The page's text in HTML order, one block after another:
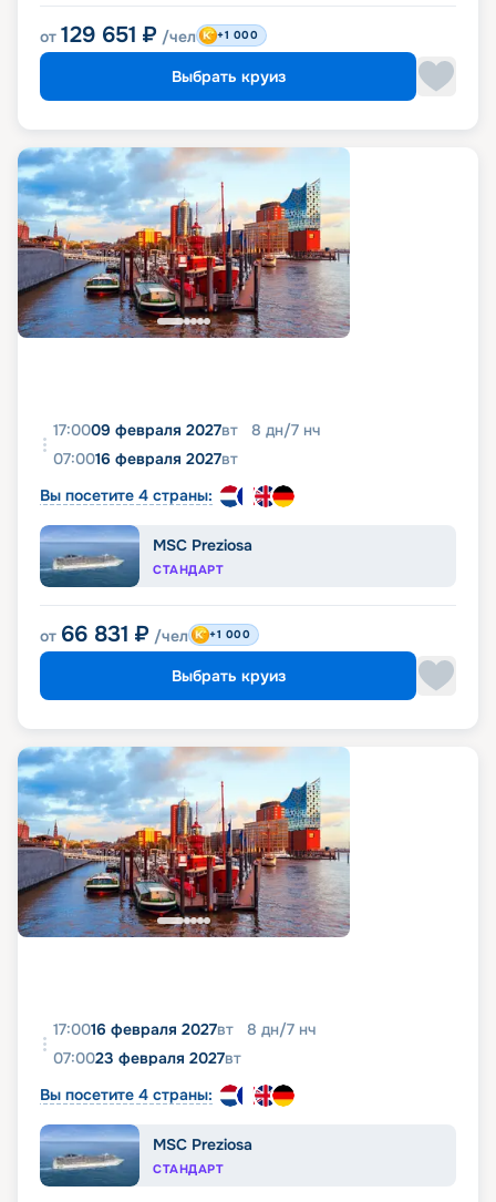
от 129 651 ₽ /чел +1 000
Выбрать круиз
17:0009 февраля 2027вт 8 дн/7 нч
07:0016 февраля 2027вт
Вы посетите 4 страны:
MSC Preziosa
СТАНДАРТ
от 66 831 ₽ /чел +1 000
Выбрать круиз
17:0016 февраля 2027вт 8 дн/7 нч
07:0023 февраля 2027вт
Вы посетите 4 страны:
MSC Preziosa
СТАНДАРТ